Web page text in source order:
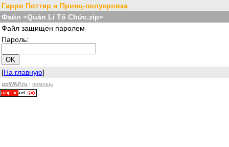
Гарри Поттер и Принц-полукровка
Файл «Quản Lí Tổ Chức.zip»
Файл защищен паролем
Пароль:
[На главную]
upWAP.ru | помощь